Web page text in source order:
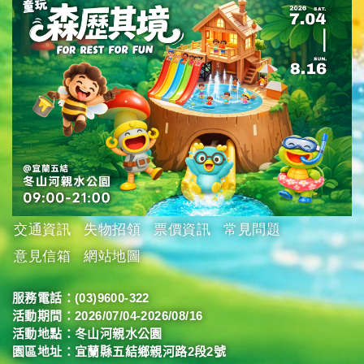
交通資訊 失物招領 票價資訊
常見問題
意見信箱
網站地圖
服務電話： (03)9600-322
活動期間：2026/07/04-2026/08/16
活動地點：冬山河親水公園
園區地址： 宜蘭縣五結鄉親河路2段2號